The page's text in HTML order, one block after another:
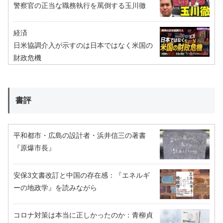
警察官の正当な職務執行を罵倒する玉川徹
経済
日米協調介入が示すのは日本ではなく米国の
財政危機
書評
平和都市・広島の設計者・浜井信三の著書
『原爆市長』
安保3文書改訂と中国の存在感：『エネルギ
ーの地政学』を読みながら
コロナ対策は本当に正しかったのか：青柳貞